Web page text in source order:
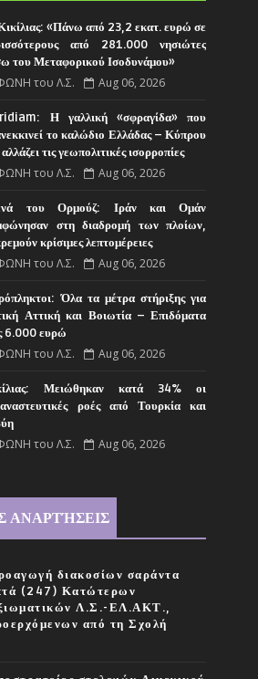
«Πάνω από 23,2 εκατ. ευρώ σε
από 281.000 νησιώτες
του Μεταφορικού Ισοδυνάμου»
του Λ.Σ. Aug 06, 2026
Η γαλλική «σφραγίδα» που
το καλώδιο Ελλάδας – Κύπρου
τις γεωπολιτικές ισορροπίες
του Λ.Σ. Aug 06, 2026
του Ορμούζ: Ιράν και Ομάν
στη διαδρομή των πλοίων,
κρίσιμες λεπτομέρειες
του Λ.Σ. Aug 06, 2026
Όλα τα μέτρα στήριξης για
Αττική και Βοιωτία – Επιδόματα
6.000 ευρώ
του Λ.Σ. Aug 06, 2026
Μειώθηκαν κατά 34% οι
ροές από Τουρκία και
του Λ.Σ. Aug 06, 2026
ΑΝΑΡΤΉΣΕΙΣ
διακοσίων σαράντα
(247) Κατώτερων
Λ.Σ.-ΕΛ.ΑΚΤ.,
από τη Σχολή